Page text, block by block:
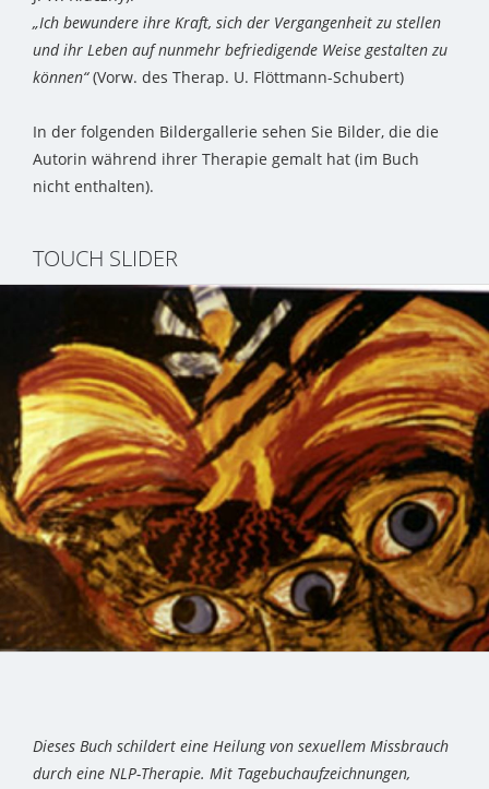
„Ich bewundere ihre Kraft, sich der Vergangenheit zu stellen
und ihr Leben auf nunmehr befriedigende Weise gestalten zu
können“(Vorw. des Therap. U. Flöttmann-Schubert)
In der folgenden Bildergallerie sehen Sie Bilder, die die
Autorin während ihrer Therapie gemalt hat (im Buch
nicht enthalten).
TOUCH SLIDER
Dieses Buch schildert eine Heilung von sexuellem Missbrauch
durch eine NLP-Therapie. Mit Tagebuchaufzeichnungen,